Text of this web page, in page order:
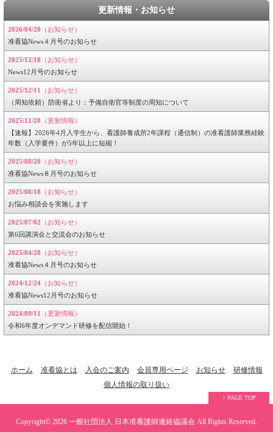
更新情報・お知らせ
2026/04/20 （お知らせ）
准看協News４月号のお知らせ
2025/12/18 （お知らせ）
News12月号のお知らせ
2025/12/11 （お知らせ）
（周知依頼）防衛省より：予備自衛官等制度の周知について
2025/11/28 （更新情報）
【速報】2026年4月入学生から、看護師養成所2年課程（通信制）の准看護師業務経験
年数（入学要件）が5年以上に短縮！
2025/08/20 （お知らせ）
准看協News８月号のお知らせ
2025/08/18 （お知らせ）
お悩み相談会を実施します
2025/07/02 （お知らせ）
第6回講演会と交流会のお知らせ
2025/04/28 （お知らせ）
准看協News４月号のお知らせ
2024/12/24 （お知らせ）
准看協News12月号のお知らせ
2024/09/11 （更新情報）
令和6年度オンデマンド研修を配信開始！
ホーム 准看協とは 入会のご案内 会員専用ページ お知らせ
研修情報
個人情報の取り扱い
↑ PAGE TOP
Copyright© 2026 一般社団法人 日本准看護師連絡協議会 All Rights Reserved.